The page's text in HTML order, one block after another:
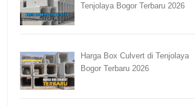
Tenjolaya Bogor Terbaru 2026
Harga Box Culvert di Tenjolaya
Bogor Terbaru 2026